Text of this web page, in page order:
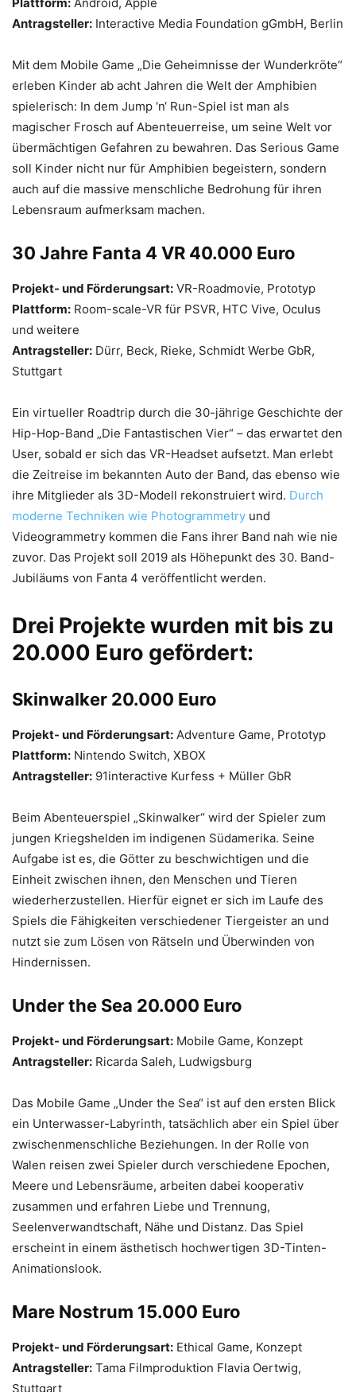
Antragsteller: Interactive Media Foundation gGmbH, Berlin
Mit dem Mobile Game „Die Geheimnisse der Wunderkröte“
erleben Kinder ab acht Jahren die Welt der Amphibien
spielerisch: In dem Jump ‘n‘ Run-Spiel ist man als
magischer Frosch auf Abenteuerreise, um seine Welt vor
übermächtigen Gefahren zu bewahren. Das Serious Game
soll Kinder nicht nur für Amphibien begeistern, sondern
auch auf die massive menschliche Bedrohung für ihren
Lebensraum aufmerksam machen.
30 Jahre Fanta 4 VR 40.000 Euro
Projekt- und Förderungsart: VR-Roadmovie, Prototyp
Plattform: Room-scale-VR für PSVR, HTC Vive, Oculus
und weitere
Antragsteller: Dürr, Beck, Rieke, Schmidt Werbe GbR,
Stuttgart
Ein virtueller Roadtrip durch die 30-jährige Geschichte der
Hip-Hop-Band „Die Fantastischen Vier“ – das erwartet den
User, sobald er sich das VR-Headset aufsetzt. Man erlebt
die Zeitreise im bekannten Auto der Band, das ebenso wie
ihre Mitglieder als 3D-Modell rekonstruiert wird. Durch
moderne Techniken wie Photogrammetry und
Videogrammetry kommen die Fans ihrer Band nah wie nie
zuvor. Das Projekt soll 2019 als Höhepunkt des 30. Band-
Jubiläums von Fanta 4 veröffentlicht werden.
Drei Projekte wurden mit bis zu
20.000 Euro gefördert:
Skinwalker 20.000 Euro
Projekt- und Förderungsart: Adventure Game, Prototyp
Plattform: Nintendo Switch, XBOX
Antragsteller: 91interactive Kurfess + Müller GbR
Beim Abenteuerspiel „Skinwalker“ wird der Spieler zum
jungen Kriegshelden im indigenen Südamerika. Seine
Aufgabe ist es, die Götter zu beschwichtigen und die
Einheit zwischen ihnen, den Menschen und Tieren
wiederherzustellen. Hierfür eignet er sich im Laufe des
Spiels die Fähigkeiten verschiedener Tiergeister an und
nutzt sie zum Lösen von Rätseln und Überwinden von
Hindernissen.
Under the Sea 20.000 Euro
Projekt- und Förderungsart: Mobile Game, Konzept
Antragsteller: Ricarda Saleh, Ludwigsburg
Das Mobile Game „Under the Sea“ ist auf den ersten Blick
ein Unterwasser-Labyrinth, tatsächlich aber ein Spiel über
zwischenmenschliche Beziehungen. In der Rolle von
Walen reisen zwei Spieler durch verschiedene Epochen,
Meere und Lebensräume, arbeiten dabei kooperativ
zusammen und erfahren Liebe und Trennung,
Seelenverwandtschaft, Nähe und Distanz. Das Spiel
erscheint in einem ästhetisch hochwertigen 3D-Tinten-
Animationslook.
Mare Nostrum 15.000 Euro
Projekt- und Förderungsart: Ethical Game, Konzept
Antragsteller: Tama Filmproduktion Flavia Oertwig,
Stuttgart